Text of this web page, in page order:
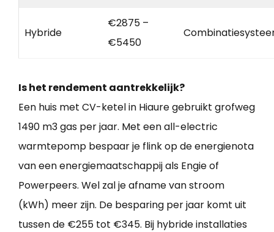
Hybride
€2875 –
€5450
Is het rendement aantrekkelijk?
Een huis met CV-ketel in Hiaure gebruikt grofweg
1490 m3 gas per jaar. Met een all-electric
warmtepomp bespaar je flink op de energienota
van een energiemaatschappij als Engie of
Powerpeers. Wel zal je afname van stroom
(kWh) meer zijn. De besparing per jaar komt uit
tussen de €255 tot €345. Bij hybride installaties